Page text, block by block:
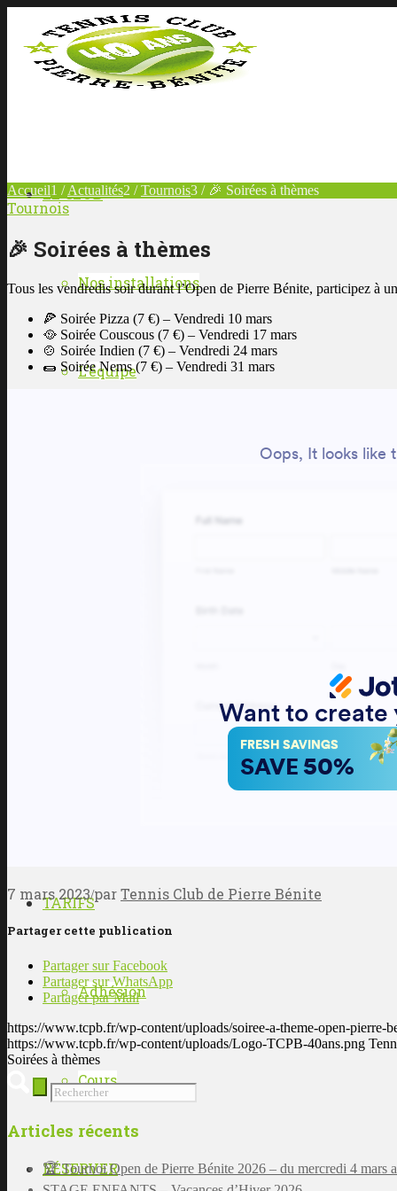
LE CLUB
Nos installations
L’équipe
Cours & Horaires Enfant
TARIFS
Adhésion
Cours
RÉSERVER
Accueil1 / Actualités2 / Tournois3 / 🎉 Soirées à thèmes
Tournois
🎉 Soirées à thèmes
Tous les vendredis soir durant l’Open de Pierre Bénite, participez à
🍕 Soirée Pizza (7 €) – Vendredi 10 mars
🥘 Soirée Couscous (7 €) – Vendredi 17 mars
🍲 Soirée Indien (7 €) – Vendredi 24 mars
🌯 Soirée Nems (7 €) – Vendredi 31 mars
7 mars 2023/parTennis Club de Pierre Bénite
Partager cette publication
Partager sur Facebook
Partager sur WhatsApp
Partager par Mail
https://www.tcpb.fr/wp-content/uploads/soiree-a-theme-open-pierre-
https://www.tcpb.fr/wp-content/uploads/Logo-TCPB-40ans.png
Soirées à thèmes
Articles récents
🏆 Tournoi Open de Pierre Bénite 2026 – du mercredi 4 mars